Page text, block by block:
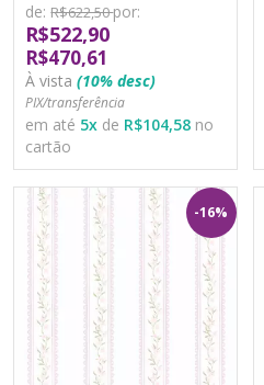
de: R$622,50por:
R$522,90
R$470,61
À vista (10% desc)
PIX/transferência
em até 5x de R$104,58 no
cartão
-16%